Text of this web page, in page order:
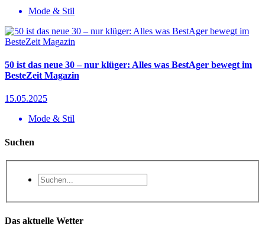
Mode & Stil
50 ist das neue 30 – nur klüger: Alles was BestAger bewegt im
BesteZeit Magazin
15.05.2025
Mode & Stil
Suchen
Das aktuelle Wetter